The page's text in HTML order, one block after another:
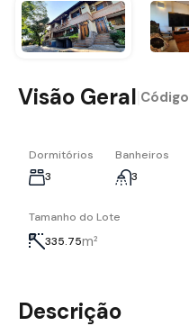
Visão Geral Código
Dormitórios
3
Banheiros
3
Tamanho do Lote
335.75m²
Descrição